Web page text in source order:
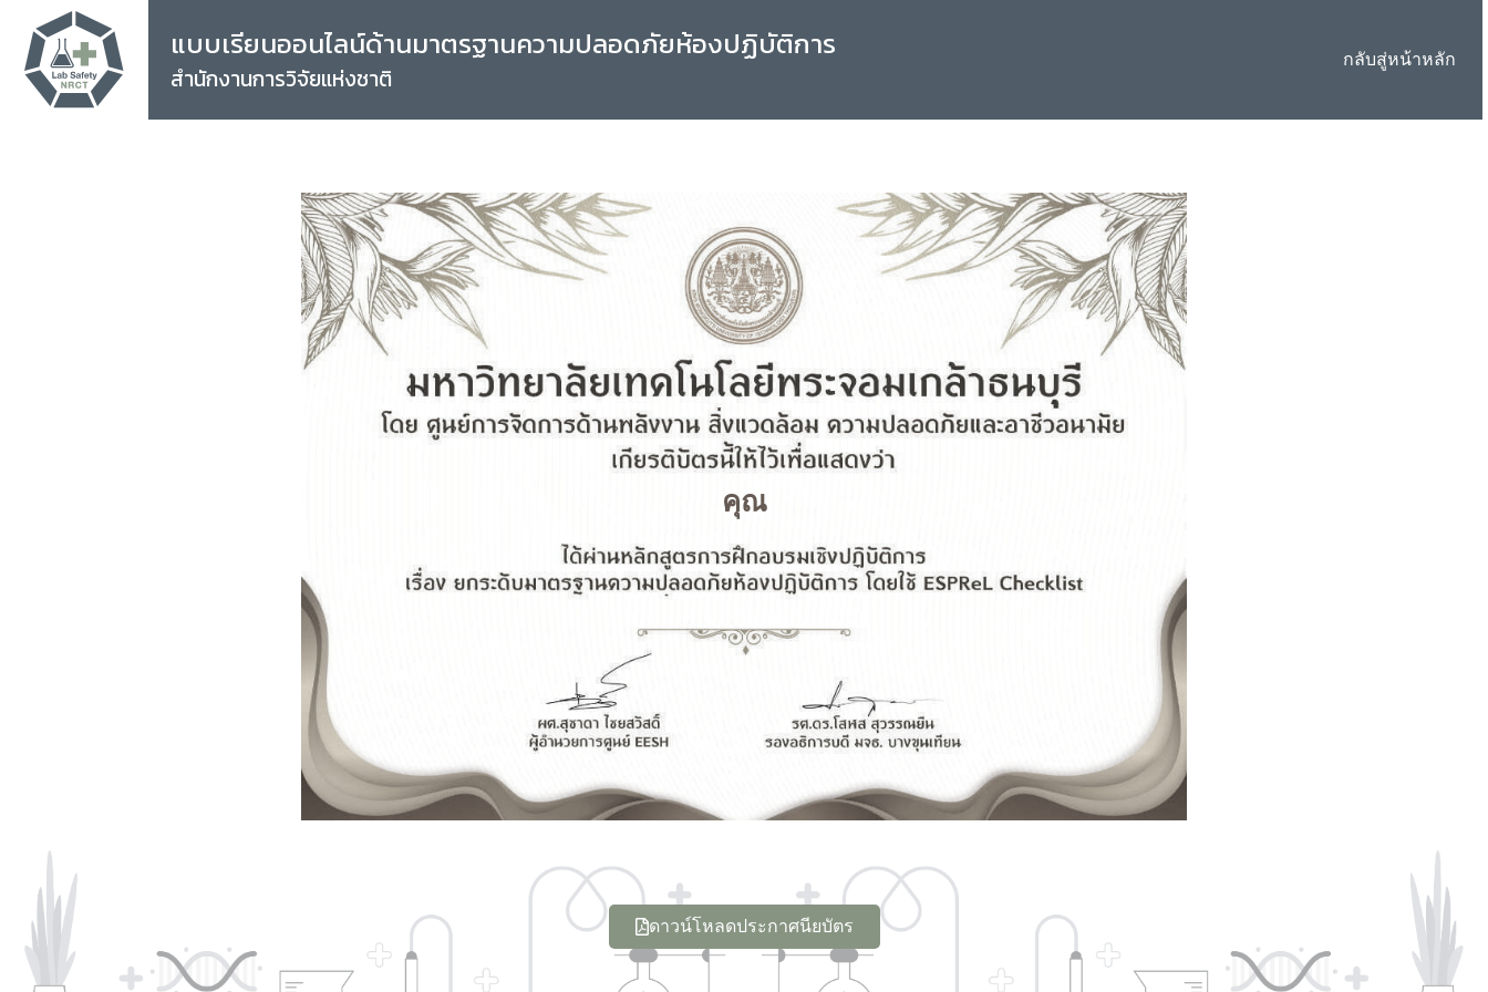
แบบเรียนออนไลน์ด้านมาตรฐานความปลอดภัยห้องปฏิบัติการ
สำนักงานการวิจัยแห่งชาติ
กลับสู่หน้าหลัก
คุณ
ดาวน์โหลดประกาศนียบัตร